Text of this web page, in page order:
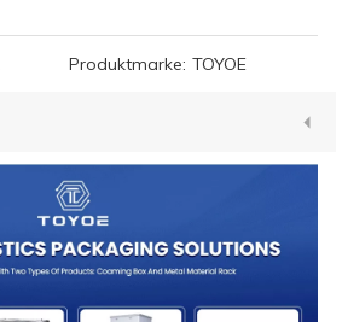
Produktmarke: TOYOE